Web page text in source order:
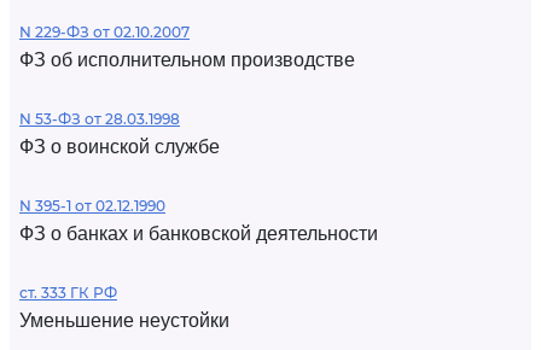
N 229-ФЗ от 02.10.2007
ФЗ об исполнительном производстве
N 53-ФЗ от 28.03.1998
ФЗ о воинской службе
N 395-1 от 02.12.1990
ФЗ о банках и банковской деятельности
ст. 333 ГК РФ
Уменьшение неустойки